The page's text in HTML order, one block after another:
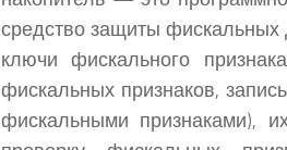
средство защиты
ключи фискального
фискальных признаков,
фискальными признаками),